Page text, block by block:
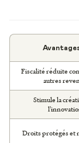
Fiscalité réduite
autres
Stimule la
Droits protégés et